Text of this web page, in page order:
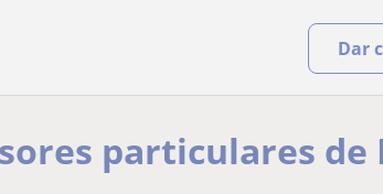
Dar
particulares de